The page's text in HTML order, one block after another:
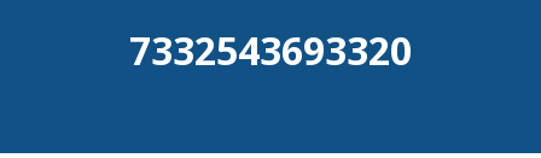
7332543693320